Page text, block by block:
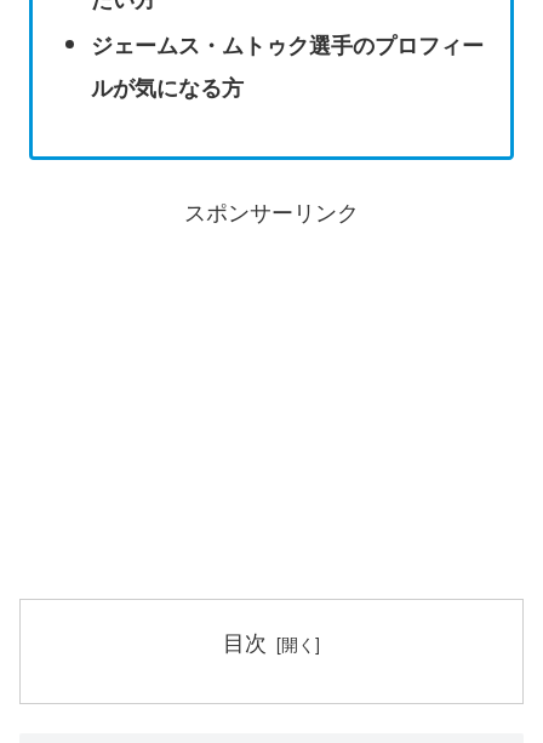
ジェームス・ムトゥク選手のプロフィー
ルが気になる方
スポンサーリンク
目次